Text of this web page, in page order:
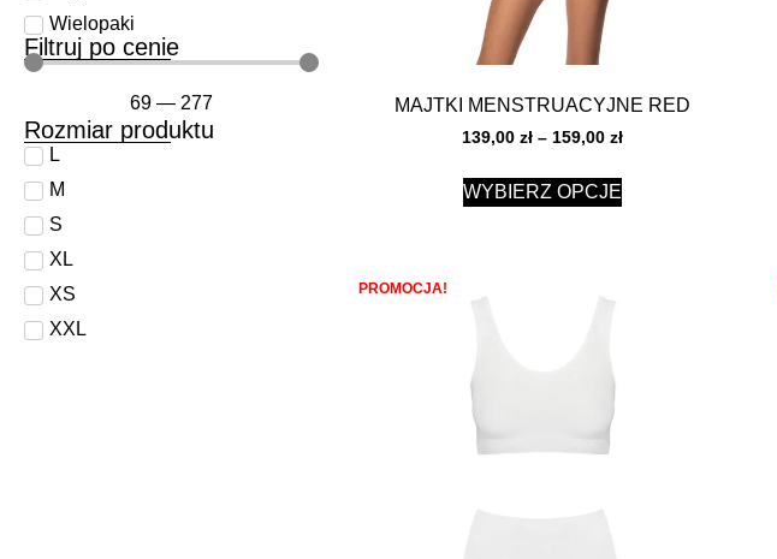
Wielopaki
Filtruj po cenie
69— 277
Rozmiar produktu
L
M
S
XL
XS
XXL
MAJTKI MENSTRUACYJNE RED
139,00zł – 159,00zł
WYBIERZ OPCJE
PROMOCJA!